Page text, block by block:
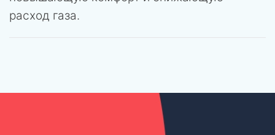
расход газа.